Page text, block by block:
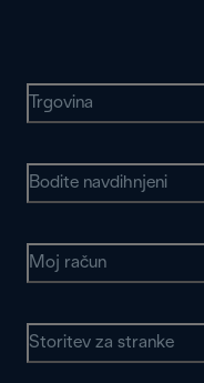
Trgovina
Bodite navdihnjeni
Moj račun
Storitev za stranke